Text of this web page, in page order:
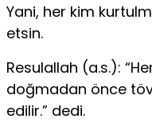
Yani, her kim
etsin.
Resulallah (a.s.):
doğmadan önce
edilir.” dedi.